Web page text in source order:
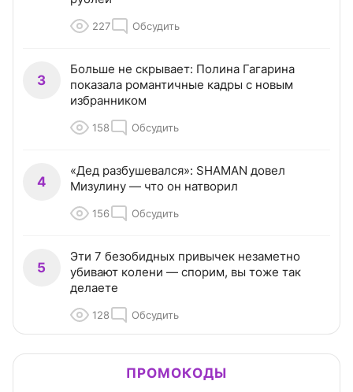
227 Обсудить
3
Больше не скрывает: Полина Гагарина
показала романтичные кадры с новым
избранником
158 Обсудить
4
«Дед разбушевался»: SHAMAN довел
Мизулину — что он натворил
156 Обсудить
5
Эти 7 безобидных привычек незаметно
убивают колени — спорим, вы тоже так
делаете
128 Обсудить
ПРОМОКОДЫ